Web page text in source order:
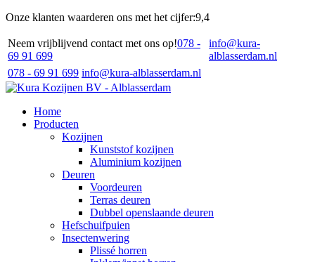
Onze klanten waarderen ons met het cijfer:9,4
Neem vrijblijvend contact met ons op!078 -
69 91 699
info@kura-
alblasserdam.nl
078 - 69 91 699 info@kura-alblasserdam.nl
Home
Producten
Kozijnen
Kunststof kozijnen
Aluminium kozijnen
Deuren
Voordeuren
Terras deuren
Dubbel openslaande deuren
Hefschuifpuien
Insectenwering
Plissé horren